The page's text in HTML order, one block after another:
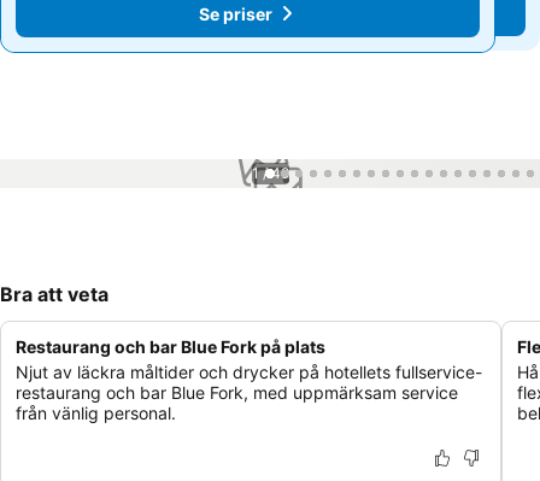
Se priser
Se priser
1 / 49
Bra att veta
Restaurang och bar Blue Fork på plats
Njut av läckra måltider och drycker på hotellets fullservice-
restaurang och bar Blue Fork, med uppmärksam service
från vänlig personal.